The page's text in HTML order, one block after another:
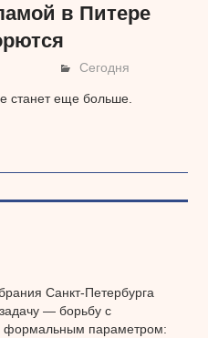
в Питере
Сегодня
станет еще больше.
Санкт-Петербурга
— борьбу с
параметром: